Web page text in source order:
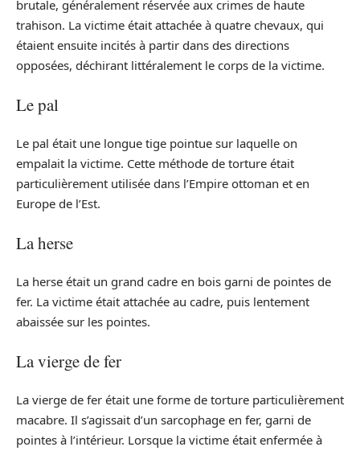
brutale, généralement réservée aux crimes de haute
trahison. La victime était attachée à quatre chevaux, qui
étaient ensuite incités à partir dans des directions
opposées, déchirant littéralement le corps de la victime.
Le pal
Le pal était une longue tige pointue sur laquelle on
empalait la victime. Cette méthode de torture était
particulièrement utilisée dans l’Empire ottoman et en
Europe de l’Est.
La herse
La herse était un grand cadre en bois garni de pointes de
fer. La victime était attachée au cadre, puis lentement
abaissée sur les pointes.
La vierge de fer
La vierge de fer était une forme de torture particulièrement
macabre. Il s’agissait d’un sarcophage en fer, garni de
pointes à l’intérieur. Lorsque la victime était enfermée à